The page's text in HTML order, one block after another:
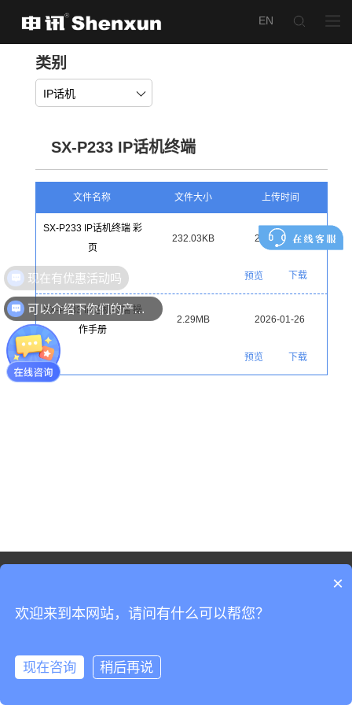
类别
IP话机
SX-P233 IP话机终端
文件名称 文件大小 上传时间
SX-P233 IP话机终端 彩
页
232.03KB 2026-01-26
预览 下载
SX-P233 IP话机终端 操
作手册
2.29MB 2026-01-26
预览 下载
沪公网安备31011702008965号
可以介绍下你们的产品么
现在有优惠活动吗
×
欢迎来到本网站，请问有什么可以帮您？
现在咨询 稍后再说